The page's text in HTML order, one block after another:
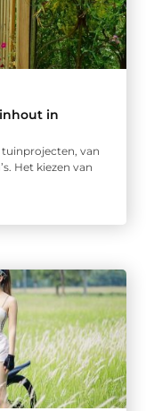
in
tuinprojecten, van
Het kiezen van